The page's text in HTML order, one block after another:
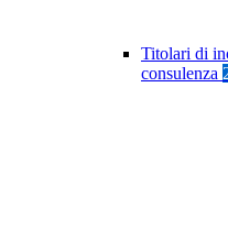
Titolari di
consulenza